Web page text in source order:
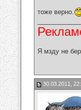
тоже верно.
Я мзду не
30.03.2011,